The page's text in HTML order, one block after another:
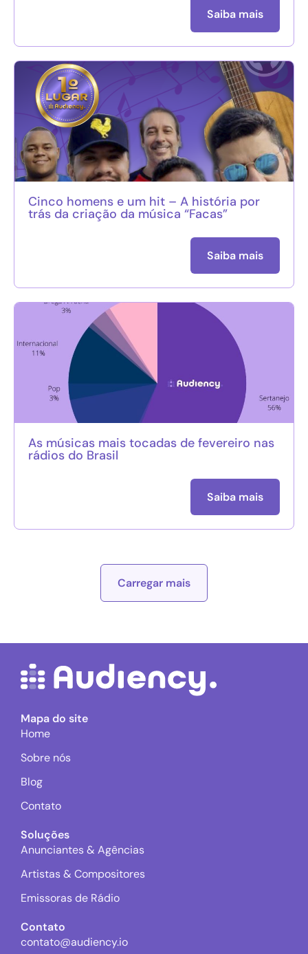
Saiba mais
Cinco homens e um hit – A história por
trás da criação da música “Facas”
Saiba mais
As músicas mais tocadas de fevereiro nas
rádios do Brasil
Saiba mais
Carregar mais
Mapa do site
Home
Sobre nós
Blog
Contato
Soluções
Anunciantes & Agências
Artistas & Compositores
Emissoras de Rádio
Contato
contato@audiency.io